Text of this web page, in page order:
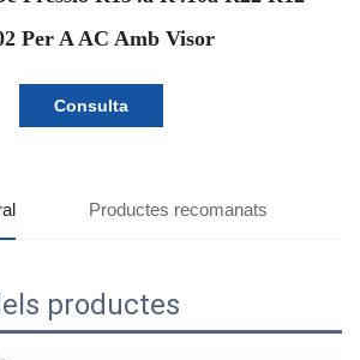
Per A AC Amb Visor
Consulta
Productes recomanats
productes